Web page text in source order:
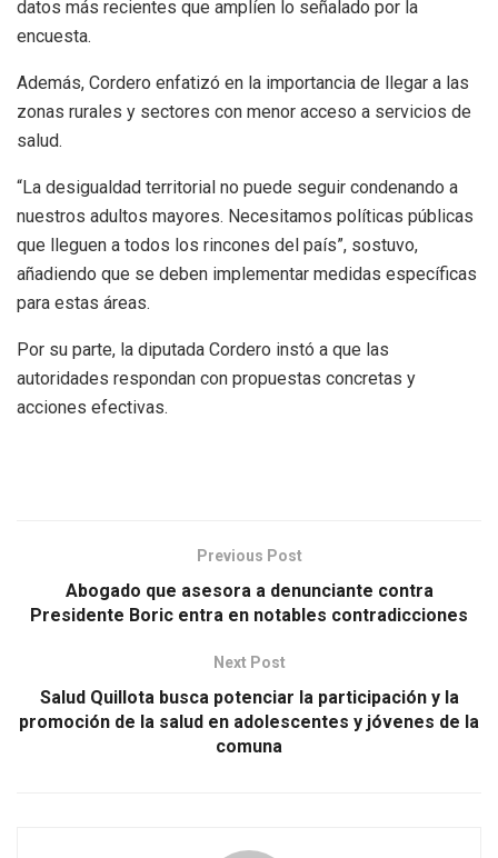
datos más recientes que amplíen lo señalado por la
encuesta.
Además, Cordero enfatizó en la importancia de llegar a las
zonas rurales y sectores con menor acceso a servicios de
salud.
“La desigualdad territorial no puede seguir condenando a
nuestros adultos mayores. Necesitamos políticas públicas
que lleguen a todos los rincones del país”, sostuvo,
añadiendo que se deben implementar medidas específicas
para estas áreas.
Por su parte, la diputada Cordero instó a que las
autoridades respondan con propuestas concretas y
acciones efectivas.
Previous Post
Abogado que asesora a denunciante contra
Presidente Boric entra en notables contradicciones
Next Post
Salud Quillota busca potenciar la participación y la
promoción de la salud en adolescentes y jóvenes de la
comuna